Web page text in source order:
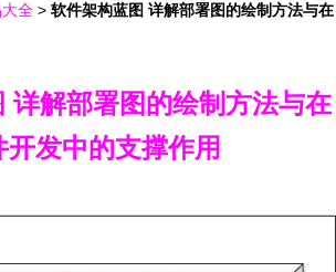
全 > 软件架构蓝图 详解部署图的绘制方法与在
详解部署图的绘制方法与在
开发中的支撑作用